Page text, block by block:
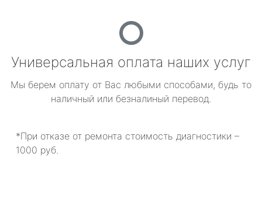
Универсальная оплата наших услуг
Мы берем оплату от Вас любыми способами, будь то
наличный или безналиный перевод.
*При отказе от ремонта стоимость диагностики –
1000 руб.